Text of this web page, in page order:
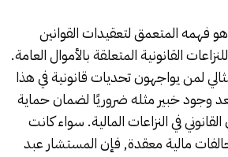
فهمه المتعمق لتعقيدات القوانين
القانونية المتعلقة بالأموال العامة.
لمن يواجهون تحديات قانونية في هذا
وجود خبير مثله ضروريًا لضمان حماية
في النزاعات المالية. سواء كانت
مالية معقدة, فإن المستشار عبد